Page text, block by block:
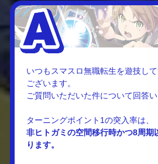
いつもスマスロ無職転生を遊技し
ございます。
ご質問いただいた件について回答い
ターニングポイント1の突入率は、
非ヒトガミの空間移行時かつ8周期
ります。